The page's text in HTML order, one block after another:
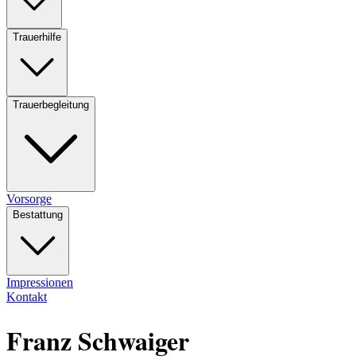
Trauerhilfe
Trauerbegleitung
Vorsorge
Bestattung
Impressionen
Kontakt
Franz Schwaiger